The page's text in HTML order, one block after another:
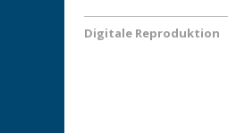
Digitale Reproduktion